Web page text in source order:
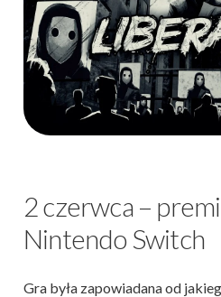
2 czerwca –
Nintendo Switch
Gra była zapowiadana od